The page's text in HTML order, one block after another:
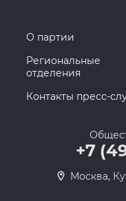
О партии
Региональные
отделения
Контакты пресс-
+7
Москва,